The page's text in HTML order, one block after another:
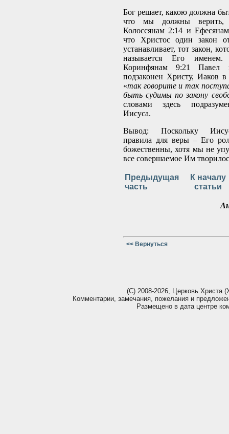
Бог решает, какою должна
что мы должны
Колоссянам 2:14 и
что Христос один закон
устанавливает, тот закон,
называется Его
Коринфянам 9:21 Павел
подзаконен Христу, Иаков
«так говорите и так
быть судимы по закону
словами здесь
Иисуса.
Вывод: Поскольку
правила для веры – Его
божественны, хотя мы не
все совершаемое Им
Предыдущая
часть
К началу
статьи
<< Вернуться
(С) 2008-2026, Церковь Христа
Комментарии, замечания, пожелания и
Размещено в дата центре